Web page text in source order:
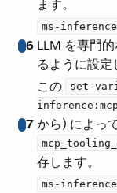
ます。
6
ms-
LLM を専門
るように設定
7
この ​ set-
から) によっ
存します。
ms-